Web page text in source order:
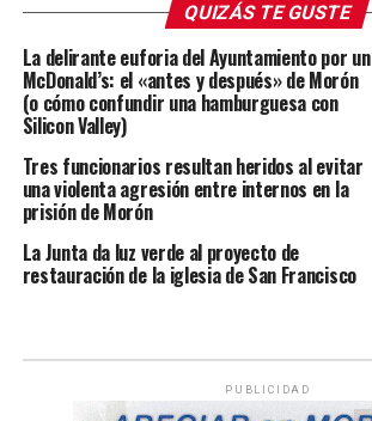
QUIZÁS TE GUSTE
La delirante euforia del Ayuntamiento por un
McDonald’s: el «antes y después» de Morón
(o cómo confundir una hamburguesa con
Silicon Valley)
Tres funcionarios resultan heridos al evitar
una violenta agresión entre internos en la
prisión de Morón
La Junta da luz verde al proyecto de
restauración de la iglesia de San Francisco
PUBLICIDAD